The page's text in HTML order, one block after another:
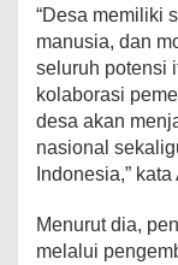
“Desa memiliki
manusia, dan
seluruh potensi
kolaborasi
desa akan
nasional
Indonesia,”
Menurut dia,
melalui